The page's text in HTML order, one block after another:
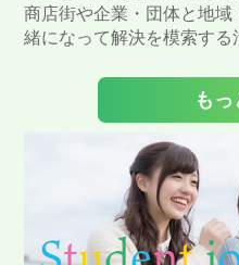
商店街や企業・団体と地
緒になって解決を模索する
も